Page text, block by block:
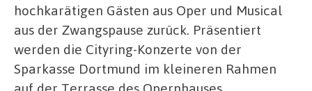
hochkarätigen Gästen aus Oper und Musical
aus der Zwangspause zurück. Präsentiert
werden die Cityring-Konzerte von der
Sparkasse Dortmund im kleineren Rahmen